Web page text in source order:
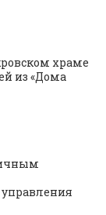
храме
из «Дома